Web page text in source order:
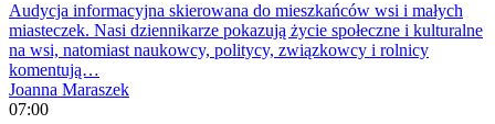
Audycja informacyjna skierowana do mieszkańców wsi i małych
miasteczek. Nasi dziennikarze pokazują życie społeczne i kulturalne
na wsi, natomiast naukowcy, politycy, związkowcy i rolnicy
komentują…
Joanna Maraszek
07:00